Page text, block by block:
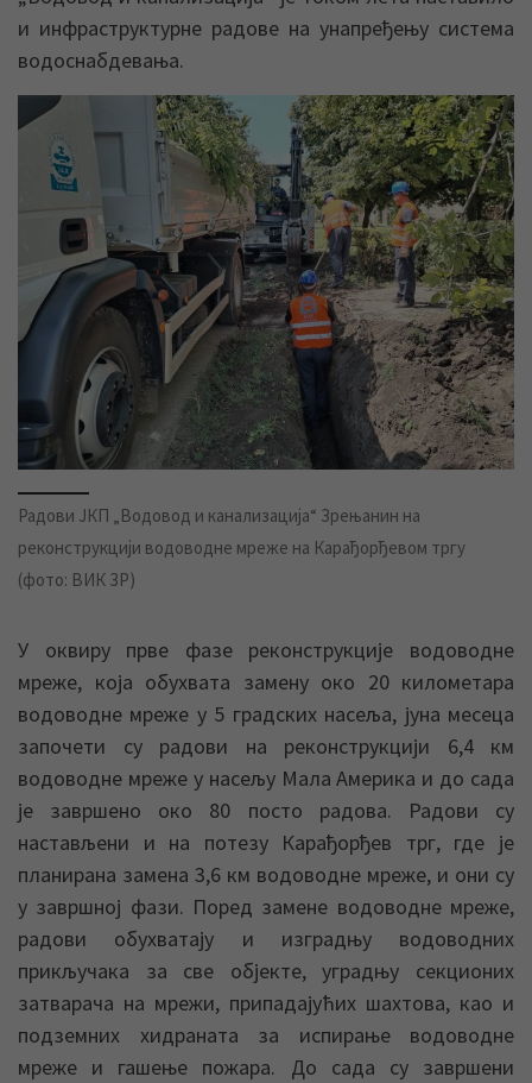
и инфраструктурне радове на унапређењу система
водоснабдевања.
Радови ЈКП „Водовод и канализација“ Зрењанин на
реконструкцији водоводне мреже на Карађорђевом тргу
(фото: ВИК ЗР)
У оквиру прве фазе реконструкције водоводне
мреже, која обухвата замену око 20 километара
водоводне мреже у 5 градских насеља, јуна месеца
започети су радови на реконструкцији 6,4 км
водоводне мреже у насељу Мала Америка и до сада
је завршено око 80 посто радова. Радови су
настављени и на потезу Карађорђев трг, где је
планирана замена 3,6 км водоводне мреже, и они су
у завршној фази. Поред замене водоводне мреже,
радови обухватају и изградњу водоводних
прикључака за све објекте, уградњу секционих
затварача на мрежи, припадајућих шахтова, као и
подземних хидраната за испирање водоводне
мреже и гашење пожара. До сада су завршени